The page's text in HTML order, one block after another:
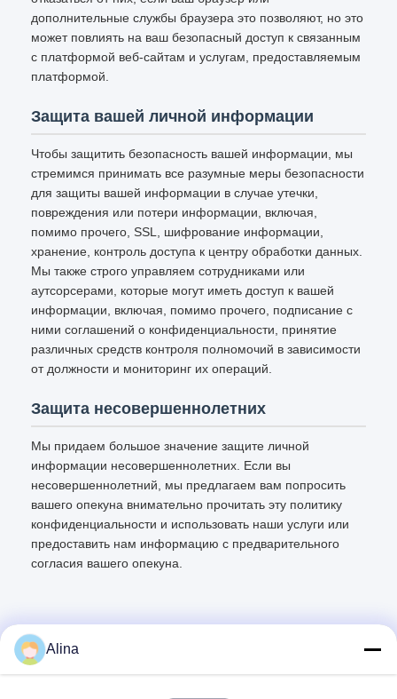
дополнительные службы браузера это позволяют, но это
может повлиять на ваш безопасный доступ к связанным
с платформой веб-сайтам и услугам, предоставляемым
платформой.
Защита вашей личной информации
Чтобы защитить безопасность вашей информации, мы
стремимся принимать все разумные меры безопасности
для защиты вашей информации в случае утечки,
повреждения или потери информации, включая,
помимо прочего, SSL, шифрование информации,
хранение, контроль доступа к центру обработки данных.
Мы также строго управляем сотрудниками или
аутсорсерами, которые могут иметь доступ к вашей
информации, включая, помимо прочего, подписание с
ними соглашений о конфиденциальности, принятие
различных средств контроля полномочий в зависимости
от должности и мониторинг их операций.
Защита несовершеннолетних
Мы придаем большое значение защите личной
информации несовершеннолетних. Если вы
несовершеннолетний, мы предлагаем вам попросить
вашего опекуна внимательно прочитать эту политику
конфиденциальности и использовать наши услуги или
предоставить нам информацию с предварительного
согласия вашего опекуна.
Alina